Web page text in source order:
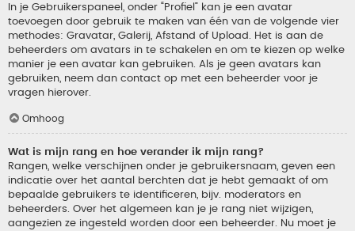
In je Gebruikerspaneel, onder “Profiel” kan je een avatar
toevoegen door gebruik te maken van één van de volgende vier
methodes: Gravatar, Galerij, Afstand of Upload. Het is aan de
beheerders om avatars in te schakelen en om te kiezen op welke
manier je een avatar kan gebruiken. Als je geen avatars kan
gebruiken, neem dan contact op met een beheerder voor je
vragen hierover.
Omhoog
Wat is mijn rang en hoe verander ik mijn rang?
Rangen, welke verschijnen onder je gebruikersnaam, geven een
indicatie over het aantal berchten dat je hebt gemaakt of om
bepaalde gebruikers te identificeren, bijv. moderators en
beheerders. Over het algemeen kan je je rang niet wijzigen,
aangezien ze ingesteld worden door een beheerder. Nu moet je